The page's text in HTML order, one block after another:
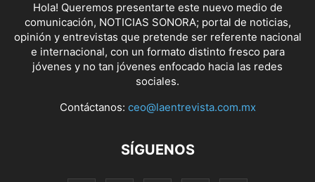
Hola! Queremos presentarte este nuevo medio de
comunicación, NOTICIAS SONORA; portal de noticias,
opinión y entrevistas que pretende ser referente nacional
e internacional, con un formato distinto fresco para
jóvenes y no tan jóvenes enfocado hacia las redes
sociales.
Contáctanos: ceo@laentrevista.com.mx
SÍGUENOS